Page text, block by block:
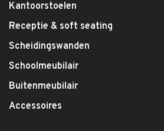
Kantoorstoelen
Receptie & soft seating
Scheidingswanden
Schoolmeubilair
Buitenmeubilair
Accessoires